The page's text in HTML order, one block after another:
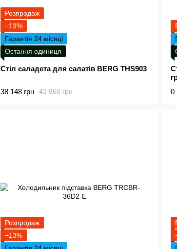
Розпродаж
−13%
Гарантія 24 місяці
Остання одиниця
Стіл саладета для салатів BERG THS903
43 860 грн
38 148 грн
0
Розпродаж
−13%